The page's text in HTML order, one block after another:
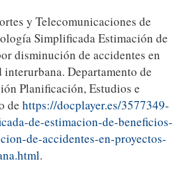
y Telecomunicaciones de
Simplificada Estimación de
disminución de accidentes en
Departamento de
Planificación, Estudios e
de https://docplayer.es/3577349-
de-estimacion-de-beneficios-
de-accidentes-en-proyectos-
.